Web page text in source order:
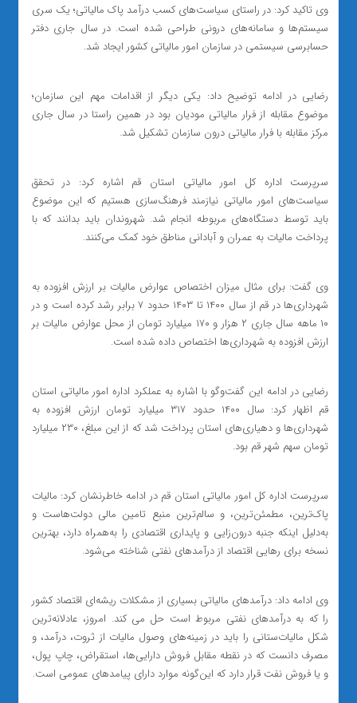
وی تاکید کرد: در راستای سیاست‌های کسب درآمد پاک مالیاتی؛ یک سری
سیستم‌ها و سامانه‌های درونی طراحی شده است‌. در سال جاری دفتر
حسابرسی سیستمی در سازمان امور مالیاتی کشور ایجاد شد.
رضایی در ادامه توضیح داد: یکی‌ دیگر از اقدامات مهم این سازمان؛
موضوع مقابله از فرار مالیاتی مودیان بود در همین راستا در سال جاری
مرکز مقابله با فرار مالیاتی درون سازمان تشکیل شد.
سرپرست اداره کل امور مالیاتی استان قم اشاره کرد: در تحقق
سیاست‌های امور مالیاتی نیازمند فرهنگ‌سازی هستیم که این موضوع
باید توسط دستگاه‌های مربوطه انجام شد. شهروندان باید بدانند که با
پرداخت مالیات به عمران و آبادانی مناطق خود کمک می‌کنند.
وی گفت: برای مثال میزان اختصاص عوارض مالیات بر ارزش افزوده به
شهرداری‌ها در قم از سال ۱۴۰۰ تا ۱۴۰۳ حدود ۷ برابر رشد کرده است و در
۱۰ ماهه سال جاری ۲ هزار و ۱۷۰ میلیارد تومان از محل عوارض مالیات بر
ارزش افزوده به شهرداری‌ها اختصاص داده شده است.
رضایی در ادامه این گفت‌وگو با اشاره به عملکرد اداره امور مالیاتی استان
قم اظهار کرد: سال ۱۴۰۰ حدود ۳۱۷ میلیارد تومان ارزش افزوده به
شهرداری‌ها و دهیاری‌های استان پرداخت شد که از این مبلغ، ۲۳۰ میلیارد
تومان سهم شهر قم بود.
سرپرست اداره کل امور مالیاتی استان قم در ادامه خاطرنشان کرد: مالیات
پاک‌ترین، مطمئن‌ترین، و سالم‌ترین منبع تامین مالی دولت‌هاست و
‌به‌دلیل اینکه جنبه درون‌زایی و پایداری اقتصادی را ‌به‌همراه دارد، بهترین
نسخه برای رهایی اقتصاد از درآمدهای نفتی شناخته ‌می‌شود.
وی ادامه داد: درآمدهای مالیاتی بسیاری از مشکلات ریشه‌ای اقتصاد کشور
را که به درآمدهای نفتی مربوط است حل می کند. امروز، عادلانه‌ترین
شکل مالیات‌ستانی را باید در زمینه‌های وصول مالیات از ثروت، درآمد، و
مصرف دانست که در نقطه مقابل فروش دارایی‌ها، استقراض، چاپ پول،
و یا فروش نفت قرار دارد که این‌گونه موارد دارای پیامدهای عمومی است.